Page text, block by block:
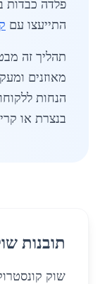
פלדה כבדות
התייעצו עם
תהליך זה
הנחות
בנצרת או
תובנות שוק
שוק